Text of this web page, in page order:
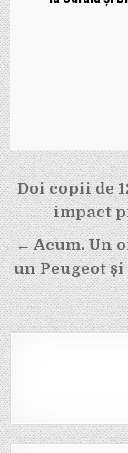
Navigare
în
articole
Doi copii de
impact
← Acum. Un
un Peugeot